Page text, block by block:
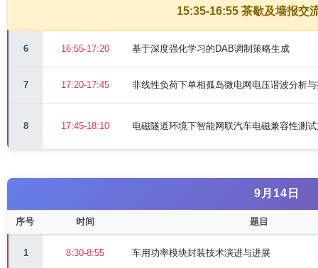
15:35-16:55 茶歇及墙报交
6 16:55-17:20 基于深度强化学习的DAB调制策略生成
7 17:20-17:45 非线性负荷下单相孤岛微电网电压谐波分析
8 17:45-18:10 电磁隧道环境下智能网联汽车电磁兼容性测
9月14日
序号 时间 题目
1 8:30-8:55 车用功率模块封装技术演进与进展